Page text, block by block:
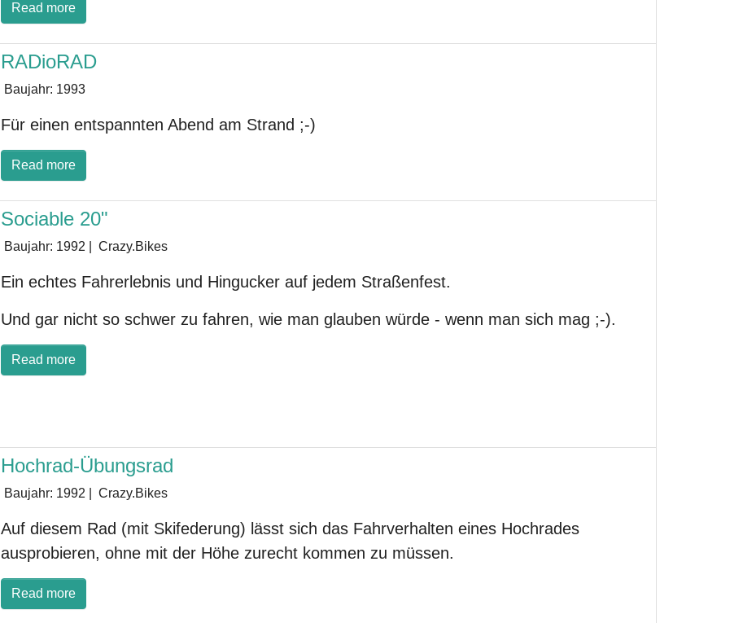
Read more
RADioRAD
Baujahr: 1993
Für einen entspannten Abend am Strand ;-)
Read more
Sociable 20"
Baujahr: 1992 Crazy.Bikes
Ein echtes Fahrerlebnis und Hingucker auf jedem Straßenfest.
Und gar nicht so schwer zu fahren, wie man glauben würde - wenn man sich mag ;-).
Read more
Hochrad-Übungsrad
Baujahr: 1992 Crazy.Bikes
Auf diesem Rad (mit Skifederung) lässt sich das Fahrverhalten eines Hochrades
ausprobieren, ohne mit der Höhe zurecht kommen zu müssen.
Read more